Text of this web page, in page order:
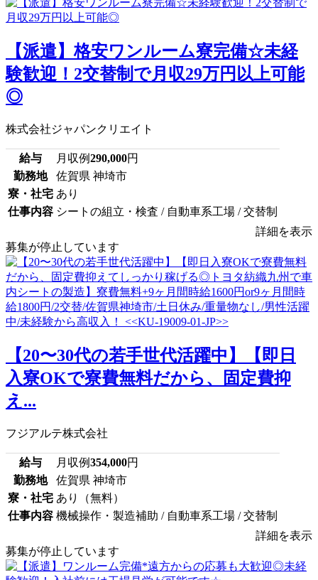
【派遣】格安ワンルーム寮完備☆未経
験歓迎！2交替制で月収29万円以上可能
◎
株式会社ジャパンクリエイト
給与 月収例290,000円
勤務地
佐賀県 神埼市
寮・社宅 あり
仕事内容 シートの組立・検査 / 自動車系工場 / 交替制
詳細を表示
募集が停止しています
【20〜30代の若手世代活躍中】【即日
入寮OKで寮費無料だから、固定費抑
え...
フジアルテ株式会社
給与 月収例354,000円
勤務地
佐賀県 神埼市
寮・社宅 あり（無料）
仕事内容 機械操作・製造補助 / 自動車系工場 / 交替制
詳細を表示
募集が停止しています